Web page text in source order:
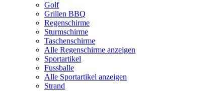
Golf
Grillen BBQ
Regenschirme
Sturmschirme
Taschenschirme
Alle Regenschirme anzeigen
Sportartikel
Fussballe
Alle Sportartikel anzeigen
Strand